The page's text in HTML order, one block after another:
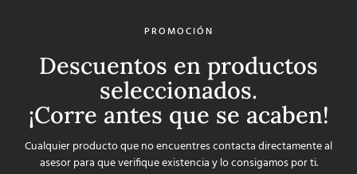
PROMOCIÓN
Descuentos en productos
seleccionados.
¡Corre antes que se acaben!
Cualquier producto que no encuentres contacta directamente al
asesor para que verifique existencia y lo consigamos por ti.